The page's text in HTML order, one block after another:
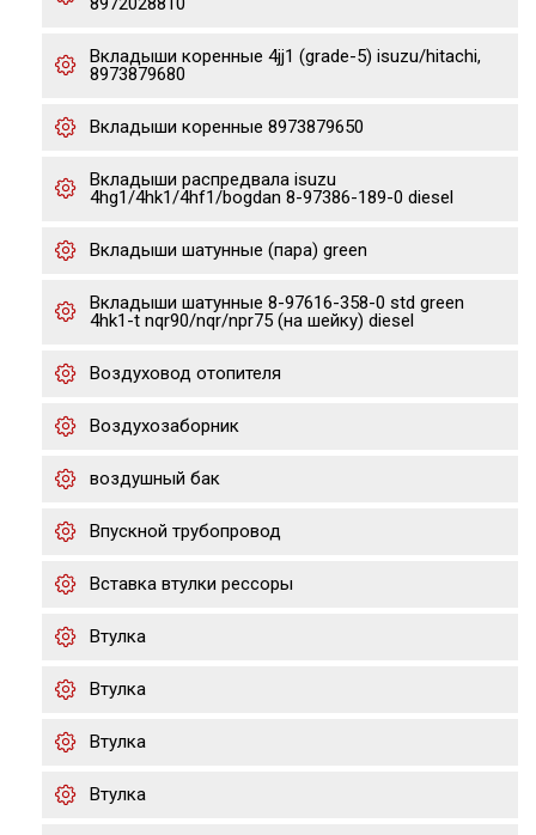
Вкладыши коренные 4jj1 (grade-5) isuzu/hitachi,
8973879680
Вкладыши коренные 8973879650
Вкладыши распредвала isuzu
4hg1/4hk1/4hf1/bogdan 8-97386-189-0 diesel
Вкладыши шатунные (пара) green
Вкладыши шатунные 8-97616-358-0 std green
4hk1-t nqr90/nqr/npr75 (на шейку) diesel
Воздуховод отопителя
Воздухозаборник
воздушный бак
Впускной трубопровод
Вставка втулки рессоры
Втулка
Втулка
Втулка
Втулка